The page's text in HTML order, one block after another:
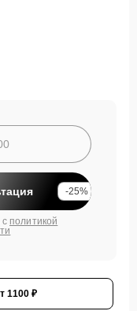
-25%
с политикой
1100 ₽